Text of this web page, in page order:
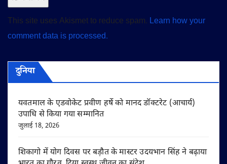
This site uses Akismet to reduce spam. Learn how your
comment data is processed.
दुनिया
यवतमाल के एडवोकेट प्रवीण हर्षे को मानद डॉक्टरेट (आचार्य)
उपाधि से किया गया सम्मानित
जुलाई 18, 2026
शिकागो में योग दिवस पर बड़ौत के मास्टर उदयभान सिंह ने बढ़ाया